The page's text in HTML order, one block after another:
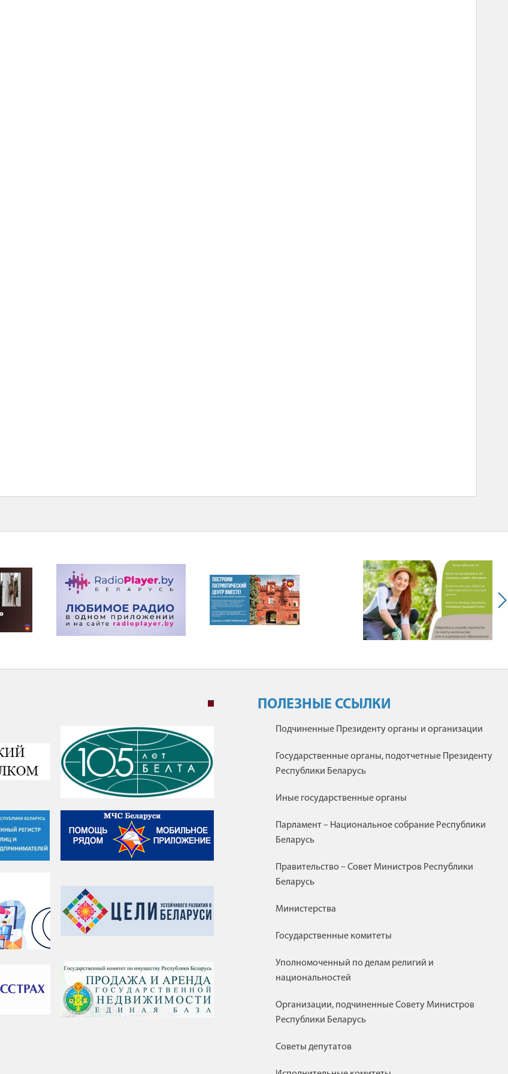
ПОЛЕЗНЫЕ ССЫЛКИ
Подчиненные Президенту органы и организации
Государственные органы, подотчетные Президенту
Республики Беларусь
Иные государственные органы
Парламент – Национальное собрание Республики
Беларусь
Правительство – Совет Министров Республики
Беларусь
Министерства
Государственные комитеты
Уполномоченный по делам религий и
национальностей
Организации, подчиненные Совету Министров
Республики Беларусь
Советы депутатов